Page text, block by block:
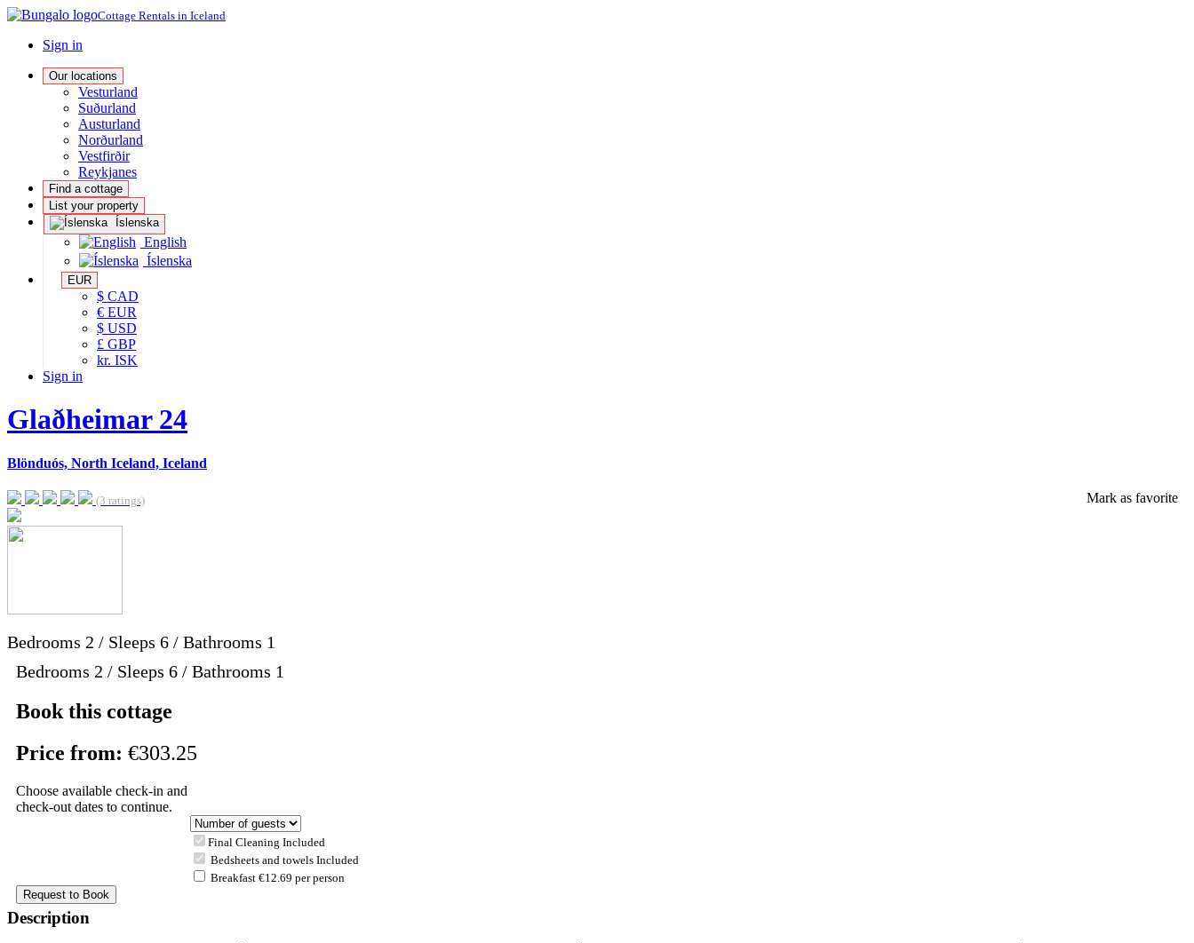
Cottage Rentals in Iceland
Sign in
Our locations
Vesturland
Suðurland
Austurland
Norðurland
Vestfirðir
Reykjanes
Find a cottage
List your property
Íslenska
English
Íslenska
EUR
$ CAD
€ EUR
$ USD
£ GBP
kr. ISK
Sign in
Glaðheimar 24
Blönduós, North Iceland, Iceland
(3 ratings) Mark as favorite
Bedrooms 2 / Sleeps 6 / Bathrooms 1
Bedrooms 2 / Sleeps 6 / Bathrooms 1
Book this cottage
Price from: €303.25
Choose available check-in and
check-out dates to continue.
Final Cleaning Included
Bedsheets and towels Included
Breakfast €12.69 per person
Description